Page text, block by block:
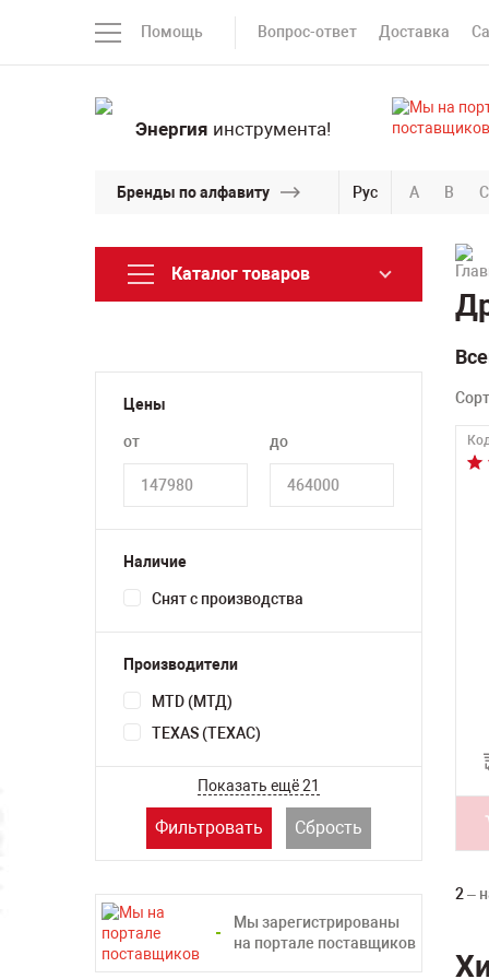
Помощь Вопрос-ответ Доставка
Энергия инструмента!
Бренды по алфавиту Рус A B C
Каталог товаров
Цены
от до
Наличие
Снят с производства
Производители
MTD (МТД)
TEXAS (ТЕХАС)
Показать ещё 21
Фильтровать Сбрость
Мы зарегистрированы
на портале поставщиков
2 –